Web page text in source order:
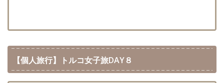
【個人旅行】トルコ女子旅DAY８